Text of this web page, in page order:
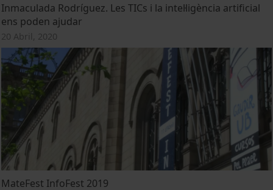
Inmaculada Rodríguez. Les TICs i la intel·ligència artificial
ens poden ajudar
20 Abril, 2020
MateFest InfoFest 2019